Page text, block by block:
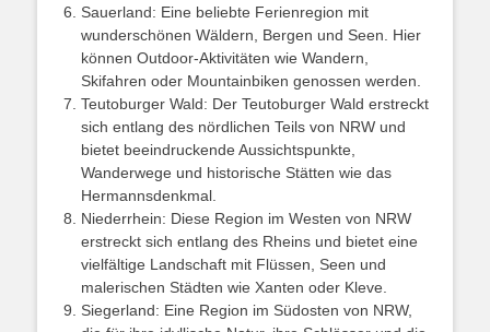
Sauerland: Eine beliebte Ferienregion mit
wunderschönen Wäldern, Bergen und Seen. Hier
können Outdoor-Aktivitäten wie Wandern,
Skifahren oder Mountainbiken genossen werden.
Teutoburger Wald: Der Teutoburger Wald erstreckt
sich entlang des nördlichen Teils von NRW und
bietet beeindruckende Aussichtspunkte,
Wanderwege und historische Stätten wie das
Hermannsdenkmal.
Niederrhein: Diese Region im Westen von NRW
erstreckt sich entlang des Rheins und bietet eine
vielfältige Landschaft mit Flüssen, Seen und
malerischen Städten wie Xanten oder Kleve.
Siegerland: Eine Region im Südosten von NRW,